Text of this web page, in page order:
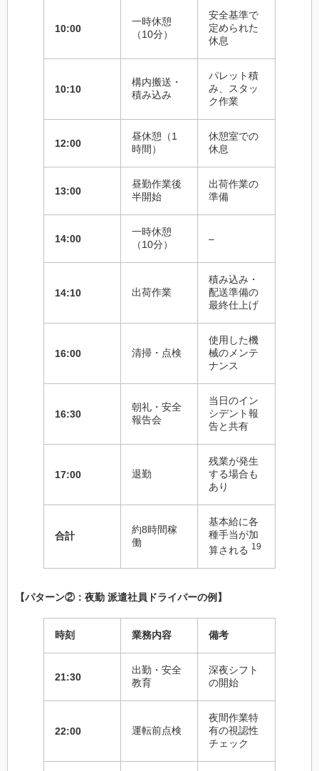
10:00
一時休憩
（10分）
安全基準で
定められた
休息
10:10
構内搬送・
積み込み
パレット積
み、スタッ
ク作業
12:00
昼休憩（1
時間）
休憩室での
休息
13:00
昼勤作業後
半開始
出荷作業の
準備
14:00
一時休憩
（10分）
–
14:10 出荷作業
積み込み・
配送準備の
最終仕上げ
16:00 清掃・点検
使用した機
械のメンテ
ナンス
16:30
朝礼・安全
報告会
当日のイン
シデント報
告と共有
17:00 退勤
残業が発生
する場合も
あり
合計
約8時間稼
働
基本給に各
種手当が加
算される 19
【パターン②：夜勤 派遣社員ドライバーの例】
時刻 業務内容 備考
21:30
出勤・安全
教育
深夜シフト
の開始
22:00 運転前点検
夜間作業特
有の視認性
チェック